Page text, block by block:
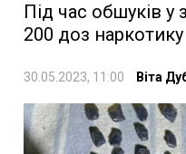
Під час обшуків
200 доз наркотику
30.05.2023, 11:00 Віта